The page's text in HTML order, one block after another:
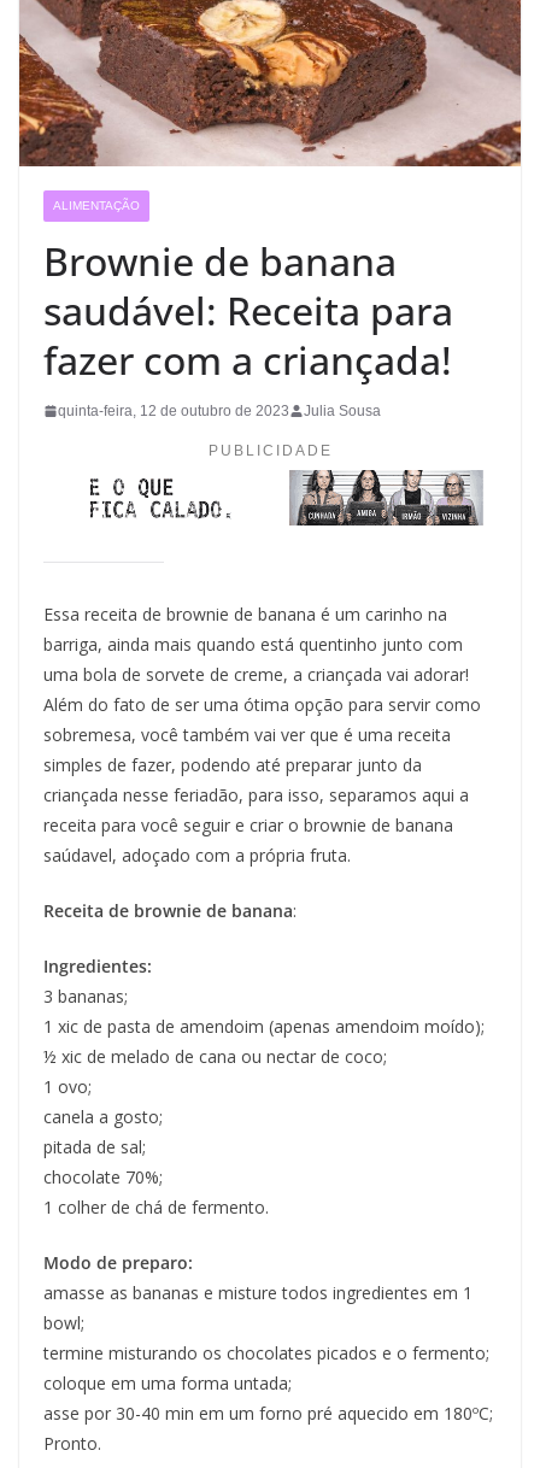
ALIMENTAÇÃO
Brownie de banana
saudável: Receita para
fazer com a criançada!
quinta-feira, 12 de outubro de 2023 Julia Sousa
PUBLICIDADE
Essa receita de brownie de banana é um carinho na
barriga, ainda mais quando está quentinho junto com
uma bola de sorvete de creme, a criançada vai adorar!
Além do fato de ser uma ótima opção para servir como
sobremesa, você também vai ver que é uma receita
simples de fazer, podendo até preparar junto da
criançada nesse feriadão, para isso, separamos aqui a
receita para você seguir e criar o brownie de banana
saúdavel, adoçado com a própria fruta.
Receita de brownie de banana:
Ingredientes:
3 bananas;
1 xic de pasta de amendoim (apenas amendoim moído);
½ xic de melado de cana ou nectar de coco;
1 ovo;
canela a gosto;
pitada de sal;
chocolate 70%;
1 colher de chá de fermento.
Modo de preparo:
amasse as bananas e misture todos ingredientes em 1
bowl;
termine misturando os chocolates picados e o fermento;
coloque em uma forma untada;
asse por 30-40 min em um forno pré aquecido em 180ºC;
Pronto.